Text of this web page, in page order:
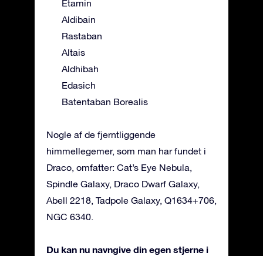
Etamin
Aldibain
Rastaban
Altais
Aldhibah
Edasich
Batentaban Borealis
Nogle af de fjerntliggende
himmellegemer, som man har fundet i
Draco, omfatter: Cat’s Eye Nebula,
Spindle Galaxy, Draco Dwarf Galaxy,
Abell 2218, Tadpole Galaxy, Q1634+706,
NGC 6340.
Du kan nu navngive din egen stjerne i